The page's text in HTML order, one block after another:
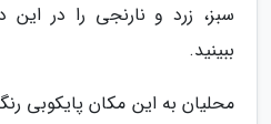
سبز، زرد و نارنجی را در این
ببینید.
محلیان به این مکان پایکوبی